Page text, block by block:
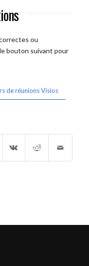
ou
bouton suivant pour
de réunions Visios